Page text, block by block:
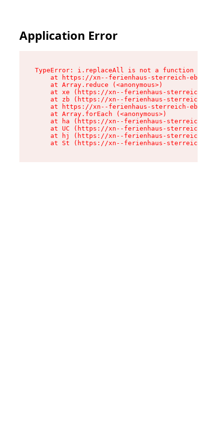
Application Error
TypeError: i.replaceAll is not a function
at https://xn--ferienhaus-sterreich-
    at Array.reduce (<anonymous>)
at xe (https://xn--ferienhaus-sterreich-
at zb (https://xn--ferienhaus-sterreich-
at https://xn--ferienhaus-sterreich-
    at Array.forEach (<anonymous>)
at ha (https://xn--ferienhaus-sterreich-
at UC (https://xn--ferienhaus-sterreich-
at hj (https://xn--ferienhaus-sterreich-
at St (https://xn--ferienhaus-sterreich-